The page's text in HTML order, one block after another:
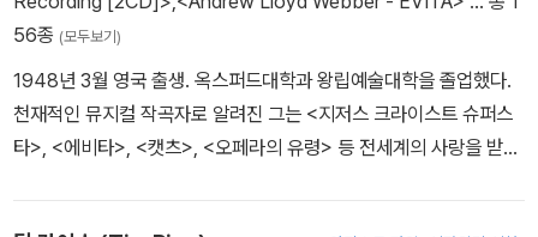
56종 (모두보기)
1948년 3월 영국 출생. 옥스퍼드대학과 왕립예술대학을 졸업했다.
천재적인 뮤지컬 작곡자로 알려진 그는 <지저스 크라이스트 슈퍼스
타>, <에비타>, <캣츠>, <오페라의 유령> 등 전세계의 사랑을 받는